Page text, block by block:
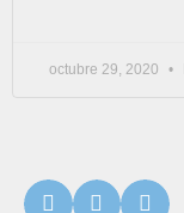
octubre 29, 2020